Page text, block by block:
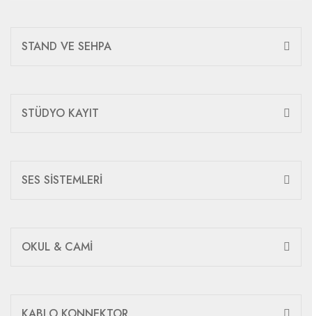
STAND VE SEHPA
STÜDYO KAYIT
SES SİSTEMLERİ
OKUL & CAMİ